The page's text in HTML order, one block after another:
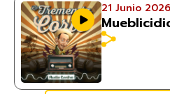
21 Junio 2026